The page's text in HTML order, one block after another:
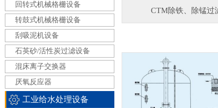
回转式机械格栅设备
转鼓式机械格栅设备
刮吸泥机设备
石英砂/活性炭过滤设备
混床离子交换器
厌氧反应器
工业给水处理设备
CTM除铁、除锰过